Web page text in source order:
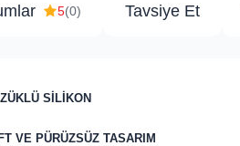
5(0) Tavsiye Et
SİLİKON
VE PÜRÜZSÜZ TASARIM